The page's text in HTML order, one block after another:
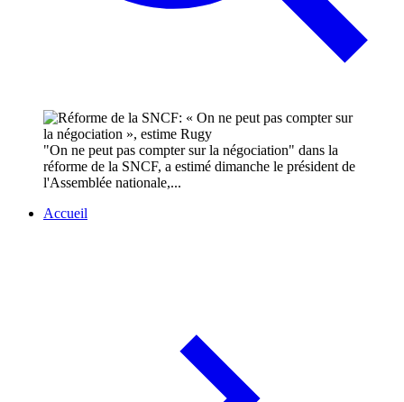
"On ne peut pas compter sur la négociation" dans la
réforme de la SNCF, a estimé dimanche le président de
l'Assemblée nationale,...
Accueil